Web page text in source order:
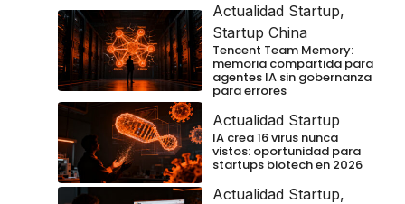
Actualidad Startup,
Startup China
Tencent Team Memory:
memoria compartida para
agentes IA sin gobernanza
para errores
Actualidad Startup
IA crea 16 virus nunca
vistos: oportunidad para
startups biotech en 2026
Actualidad Startup,